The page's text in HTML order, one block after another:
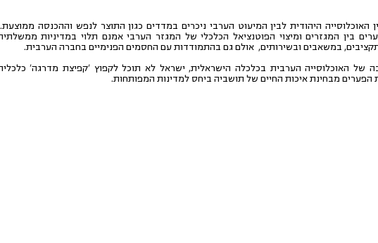
האוכלוסייה היהודית לבין המיעוט הערבי ניכרים במדדים כגון התוצר לנפש וההכנסה ממוצעת.
בין המגזרים ומיצוי הפוטנציאל הכלכלי של המגזר הערבי אמנם תלוי במדיניות
במשאבים ובשירותים, אולם גם בהתמודדות עם החסמים הפנימיים בחברה הערבית.
של האוכלוסייה הערבית בכלכלה הישראלית, ישראל לא תוכל לקפוץ 'קפיצת מדרגה'
הפערים מבחינת איכות החיים של תושביה ביחס למדינות המפותחות.